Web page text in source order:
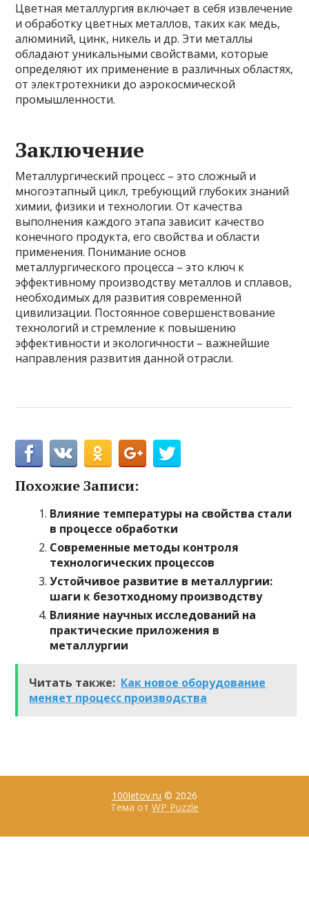
Цветная металлургия включает в себя извлечение
и обработку цветных металлов, таких как медь,
алюминий, цинк, никель и др. Эти металлы
обладают уникальными свойствами, которые
определяют их применение в различных областях,
от электротехники до аэрокосмической
промышленности.
Заключение
Металлургический процесс – это сложный и
многоэтапный цикл, требующий глубоких знаний
химии, физики и технологии. От качества
выполнения каждого этапа зависит качество
конечного продукта, его свойства и области
применения. Понимание основ
металлургического процесса – это ключ к
эффективному производству металлов и сплавов,
необходимых для развития современной
цивилизации. Постоянное совершенствование
технологий и стремление к повышению
эффективности и экологичности – важнейшие
направления развития данной отрасли.
Похожие Записи:
Влияние температуры на свойства стали
в процессе обработки
Современные методы контроля
технологических процессов
Устойчивое развитие в металлургии:
шаги к безотходному производству
Влияние научных исследований на
практические приложения в
металлургии
Читать также: Как новое оборудование
меняет процесс производства
100letov.ru © 2026
Тема от WP Puzzle